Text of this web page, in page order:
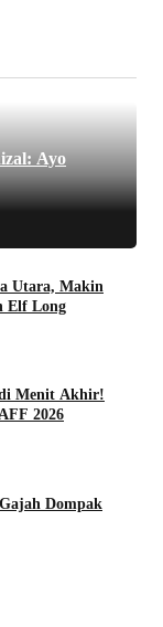
Ayo
Utara, Makin
Elf Long
Menit Akhir!
2026
Dompak